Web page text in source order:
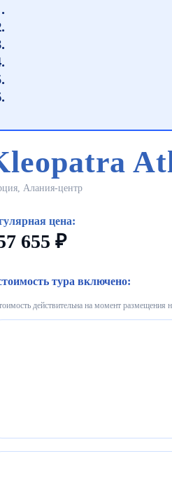
Алания-центр
цена:
655 ₽
тура включено:
действительна на момент размещения